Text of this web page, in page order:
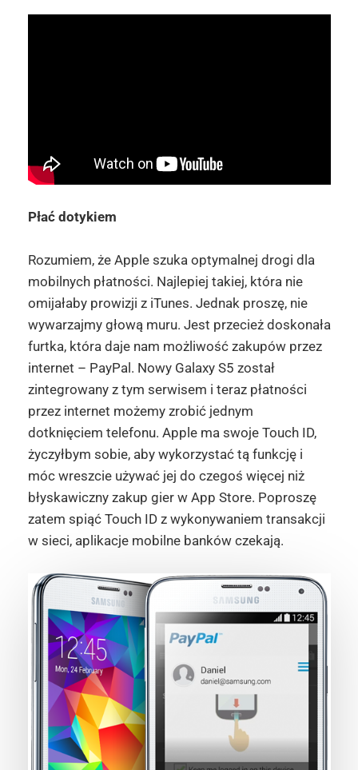
Płać dotykiem
Rozumiem, że Apple szuka optymalnej drogi dla
mobilnych płatności. Najlepiej takiej, która nie
omijałaby prowizji z iTunes. Jednak proszę, nie
wywarzajmy głową muru. Jest przecież doskonała
furtka, która daje nam możliwość zakupów przez
internet – PayPal. Nowy Galaxy S5 został
zintegrowany z tym serwisem i teraz płatności
przez internet możemy zrobić jednym
dotknięciem telefonu. Apple ma swoje Touch ID,
życzyłbym sobie, aby wykorzystać tą funkcję i
móc wreszcie używać jej do czegoś więcej niż
błyskawiczny zakup gier w App Store. Poproszę
zatem spiąć Touch ID z wykonywaniem transakcji
w sieci, aplikacje mobilne banków czekają.